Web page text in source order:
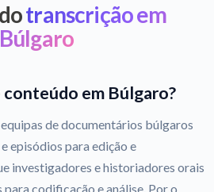
transcrição em
Búlgaro
em Búlgaro?
de documentários búlgaros
episódios para edição e
investigadores e historiadores orais
codificação e análise. Por o